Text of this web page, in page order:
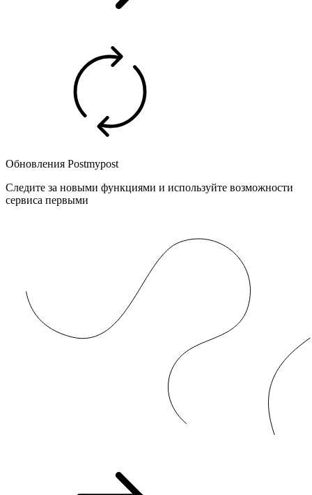
Обновления Postmypost
Следите за новыми функциями и используйте возможности
сервиса первыми